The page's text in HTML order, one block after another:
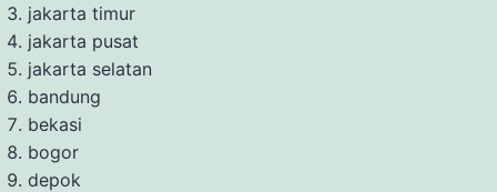
jakarta timur
jakarta pusat
jakarta selatan
bandung
bekasi
bogor
depok